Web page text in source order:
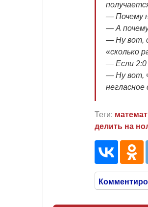
— Почему
— А
— Ну вот,
«сколько
— Если 2:0
— Ну вот,
негласное
Теги:
делить на